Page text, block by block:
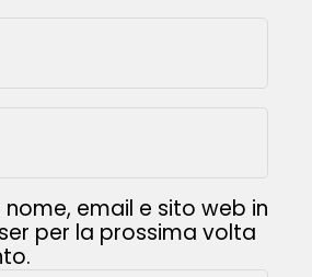
nome, email e sito web in
per la prossima volta